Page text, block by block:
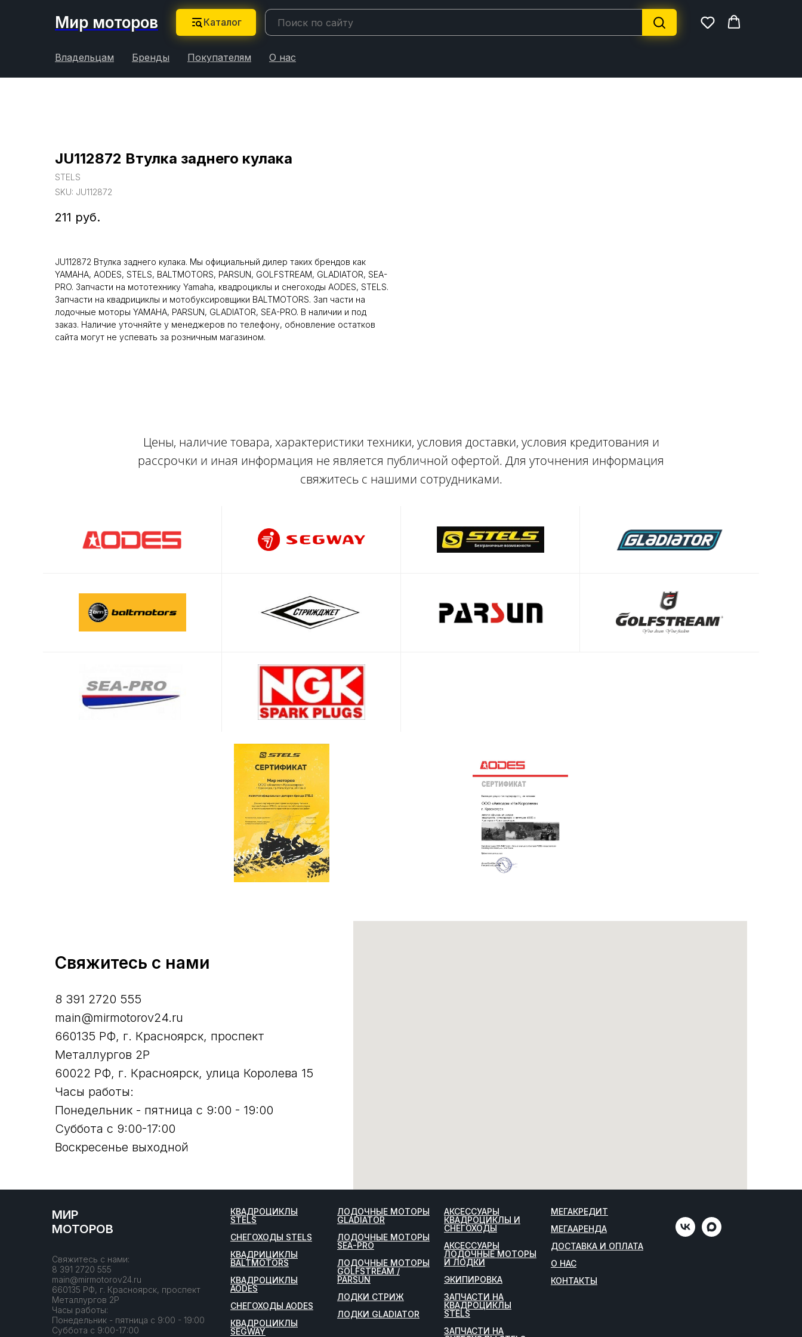
Мир моторов Каталог
Владельцам Бренды Покупателям О нас
JU112872 Втулка заднего кулака
STELS
SKU: JU112872
211 руб.
JU112872 Втулка заднего кулака. Мы официальный дилер таких брендов как
YAMAHA, AODES, STELS, BALTMOTORS, PARSUN, GOLFSTREAM, GLADIATOR, SEA-
PRO. Запчасти на мототехнику Yamaha, квадроциклы и снегоходы AODES, STELS.
Запчасти на квадрициклы и мотобуксировщики BALTMOTORS. Зап части на
лодочные моторы YAMAHA, PARSUN, GLADIATOR, SEA-PRO. В наличии и под
заказ. Наличие уточняйте у менеджеров по телефону, обновление остатков
сайта могут не успевать за розничным магазином.
Цены, наличие товара, характеристики техники, условия доставки, условия кредитования и
рассрочки и иная информация не является публичной офертой. Для уточнения информация
свяжитесь с нашими сотрудниками.
Свяжитесь с нами
8 391 2720 555
main@mirmotorov24.ru
660135 РФ, г. Красноярск, проспект
Металлургов 2Р
60022 РФ, г. Красноярск, улица Королева 15
Часы работы:
Понедельник - пятница с 9:00 - 19:00
Суббота с 9:00-17:00
Воскресенье выходной
МИР
МОТОРОВ
Свяжитесь с нами:
8 391 2720 555
main@mirmotorov24.ru
660135 РФ, г. Красноярск, проспект
Металлургов 2Р
Часы работы:
Понедельник - пятница с 9:00 - 19:00
Суббота с 9:00-17:00
КВАДРОЦИКЛЫ
STELS
СНЕГОХОДЫ STELS
КВАДРИЦИКЛЫ
BALTMOTORS
КВАДРОЦИКЛЫ
AODES
СНЕГОХОДЫ AODES
КВАДРОЦИКЛЫ
SEGWAY
ЛОДОЧНЫЕ МОТОРЫ
GLADIATOR
ЛОДОЧНЫЕ МОТОРЫ
SEA-PRO
ЛОДОЧНЫЕ МОТОРЫ
GOLFSTREAM /
PARSUN
ЛОДКИ СТРИЖ
ЛОДКИ GLADIATOR
АКСЕССУАРЫ
КВАДРОЦИКЛЫ И
СНЕГОХОДЫ
АКСЕССУАРЫ
ЛОДОЧНЫЕ МОТОРЫ
И ЛОДКИ
ЭКИПИРОВКА
ЗАПЧАСТИ НА
КВАДРОЦИКЛЫ
STELS
ЗАПЧАСТИ НА
МЕГАКРЕДИТ
МЕГААРЕНДА
ДОСТАВКА И ОПЛАТА
О НАС
КОНТАКТЫ